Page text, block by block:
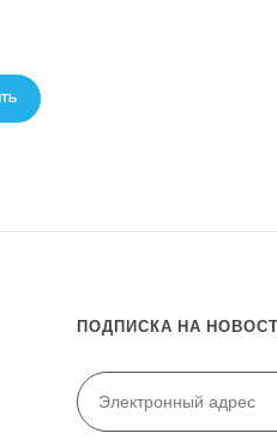
ПОДПИСКА НА